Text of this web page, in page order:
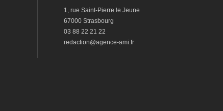
1, rue Saint-Pierre le Jeune
67000 Strasbourg
03 88 22 21 22
redaction@agence-ami.fr